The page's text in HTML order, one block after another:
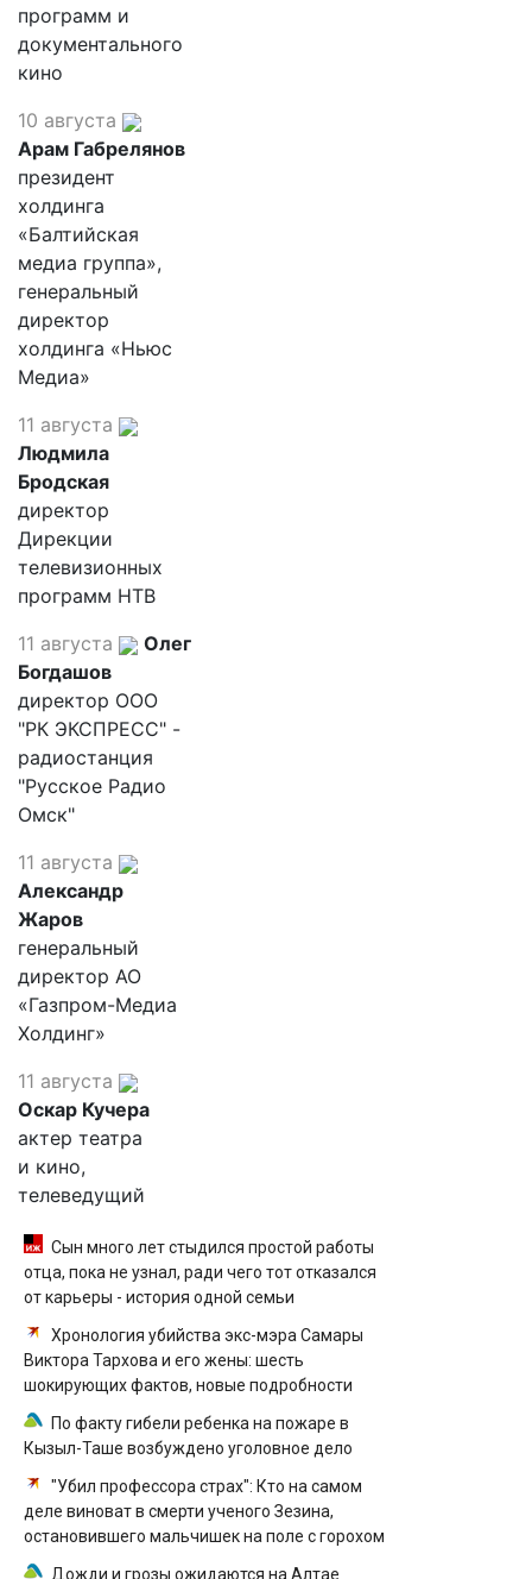
программ и
документального
кино
10 августа
Арам Габрелянов
президент
холдинга
«Балтийская
медиа группа»,
генеральный
директор
холдинга «Ньюс
Медиа»
11 августа
Людмила
Бродская
директор
Дирекции
телевизионных
программ НТВ
11 августа
Олег
Богдашов
директор ООО
"РК ЭКСПРЕСС" -
радиостанция
"Русское Радио
Омск"
11 августа
Александр
Жаров
генеральный
директор АО
«Газпром-Медиа
Холдинг»
11 августа
Оскар Кучера
актер театра
и кино,
телеведущий
Сын много лет стыдился простой работы
отца, пока не узнал, ради чего тот отказался
от карьеры - история одной семьи
Хронология убийства экс-мэра Самары
Виктора Тархова и его жены: шесть
шокирующих фактов, новые подробности
По факту гибели ребенка на пожаре в
Кызыл-Таше возбуждено уголовное дело
"Убил профессора страх": Кто на самом
деле виноват в смерти ученого Зезина,
остановившего мальчишек на поле с горохом
Дожди и грозы ожидаются на Алтае